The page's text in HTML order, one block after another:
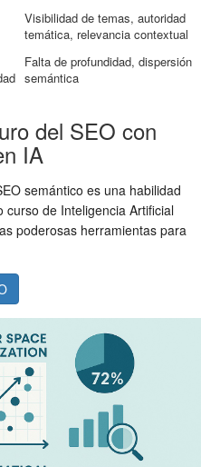
Visibilidad de temas, autoridad
temática, relevancia contextual
Falta de profundidad, dispersión
semántica
del SEO con
IA
semántico es una habilidad
de Inteligencia Artificial
poderosas herramientas para